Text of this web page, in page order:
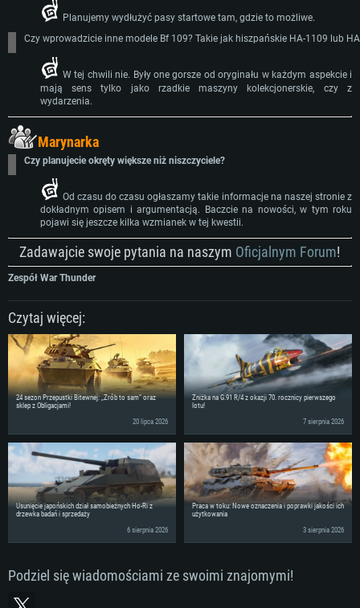
Planujemy wydłużyć pasy startowe tam, gdzie to możliwe.
Czy wprowadzicie inne modele Bf 109? Takie jak hiszpańskie HA-1109 lub
W tej chwili nie. Były one gorsze od oryginału w każdym aspekcie i
mają sens tylko jako rzadkie maszyny kolekcjonerskie, czy z
wydarzenia.
Marynarka
Czy planujecie okręty większe niż niszczyciele?
Od czasu do czasu ogłaszamy takie informacje na naszej stronie z
dokładnym opisem i argumentacją. Baczcie na nowości, w tym roku
pojawi się jeszcze kilka wzmianek w tej kwestii.
Zadawajcie swoje pytania na naszym Oficjalnym Forum!
Zespół War Thunder
Czytaj więcej:
24 sezon Przepustki Bitewnej: „Zrób to sam” oraz
sklep z Obligacjami!
20 lipca 2026
Zniżka na G.91 R/4 z okazji 70. rocznicy pierwszego
lotu!
7 sierpnia 2026
Usunięcie japońskich dział samobieżnych Ho-Ri z
drzewka badań i sprzedaży
6 sierpnia 2026
Praca w toku: Nowe oznaczenia i poprawki jakości ich
użytkowania
3 sierpnia 2026
Podziel się wiadomościami ze swoimi znajomymi!